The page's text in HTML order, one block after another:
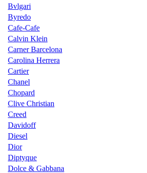
Bvlgari
Byredo
Cafe-Cafe
Calvin Klein
Carner Barcelona
Carolina Herrera
Cartier
Chanel
Chopard
Clive Christian
Creed
Davidoff
Diesel
Dior
Diptyque
Dolce & Gabbana